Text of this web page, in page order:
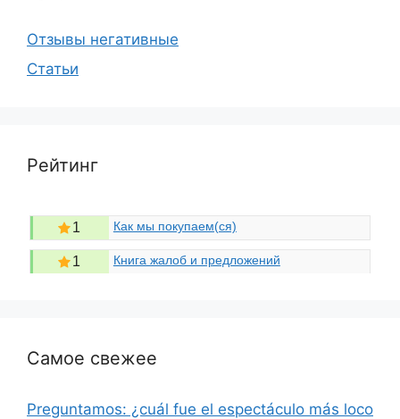
Отзывы негативные
Статьи
Рейтинг
1 Как мы покупаем(ся)
1 Книга жалоб и предложений
Самое свежее
Preguntamos: ¿cuál fue el espectáculo más loco